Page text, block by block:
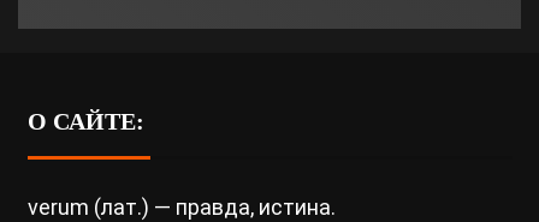
О САЙТЕ:
verum (лат.) — правда, истина.